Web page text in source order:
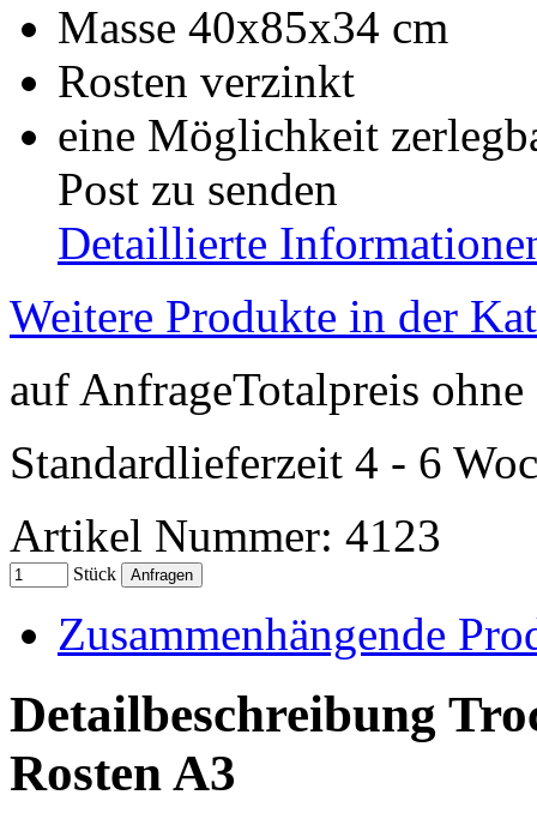
Masse 40x85x34 cm
Rosten verzinkt
eine Möglichkeit
Post zu senden
Detaillierte
Weitere Produkte in der
auf AnfrageTotalpreis
Standardlieferzeit 4 - 6
Artikel Nummer: 4123
Stück
Zusammenhängende
Detailbeschreibung
Rosten A3